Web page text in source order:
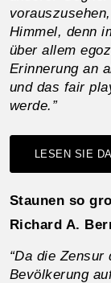
Himmel, denn
über allem
Erinnerung an
und das fair
werde.”
LESEN SIE
Staunen so
Richard A.
“Da die
Bevölkerung